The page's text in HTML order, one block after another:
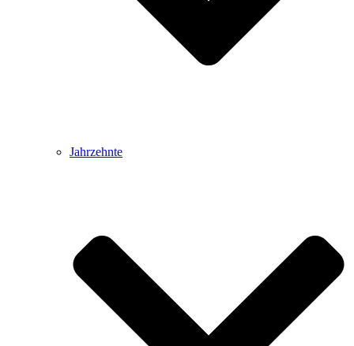
Jahrzehnte